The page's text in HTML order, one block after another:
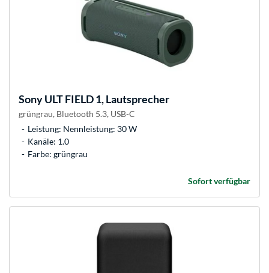
SonyULT FIELD 1, Lautsprecher
grüngrau, Bluetooth 5.3, USB-C
Leistung: Nennleistung: 30 W
Kanäle: 1.0
Farbe: grüngrau
Sofort verfügbar